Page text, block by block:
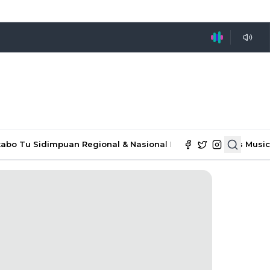
Tu Sidimpuan Regional & Nasional Ekonomi & Bisnis Music